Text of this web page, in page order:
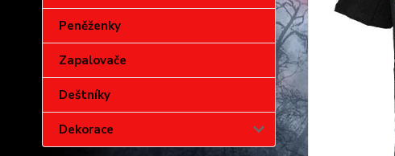
Peněženky
Zapalovače
Deštníky
Dekorace